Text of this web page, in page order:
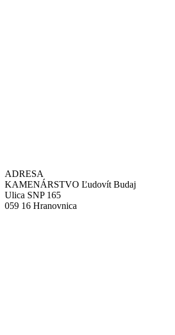
ADRESA
KAMENÁRSTVO Ľudovít Budaj
Ulica SNP 165
059 16 Hranovnica